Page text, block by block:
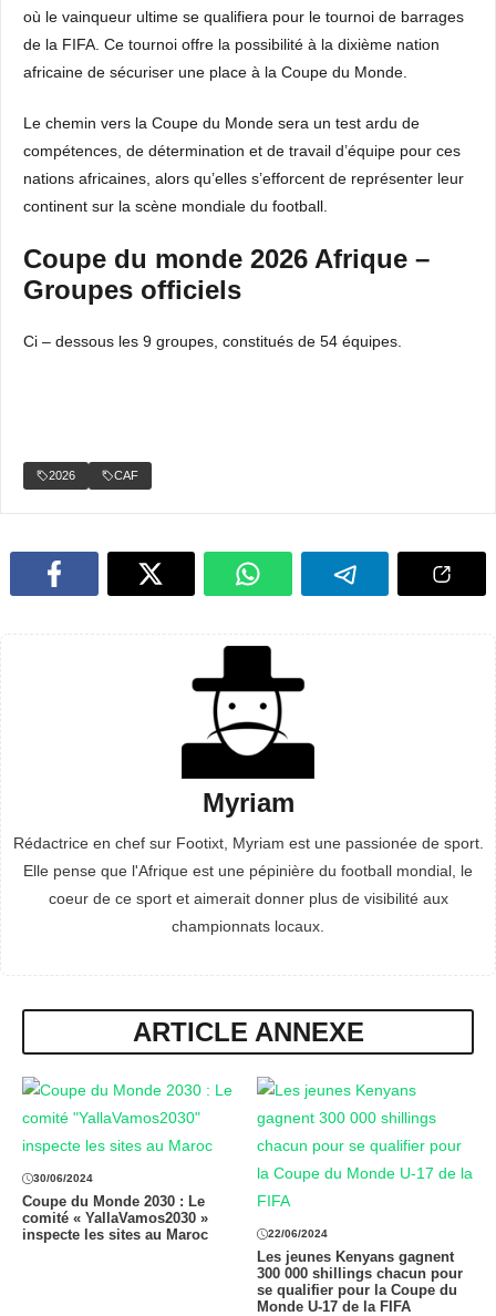
où le vainqueur ultime se qualifiera pour le tournoi de barrages
de la FIFA. Ce tournoi offre la possibilité à la dixième nation
africaine de sécuriser une place à la Coupe du Monde.
Le chemin vers la Coupe du Monde sera un test ardu de
compétences, de détermination et de travail d’équipe pour ces
nations africaines, alors qu’elles s’efforcent de représenter leur
continent sur la scène mondiale du football.
Coupe du monde 2026 Afrique –
Groupes officiels
Ci – dessous les 9 groupes, constitués de 54 équipes.
2026 CAF
Myriam
Rédactrice en chef sur Footixt, Myriam est une passionée de sport.
Elle pense que l'Afrique est une pépinière du football mondial, le
coeur de ce sport et aimerait donner plus de visibilité aux
championnats locaux.
ARTICLE ANNEXE
30/06/2024
Coupe du Monde 2030 : Le
comité « YallaVamos2030 »
inspecte les sites au Maroc
22/06/2024
Les jeunes Kenyans gagnent
300 000 shillings chacun pour
se qualifier pour la Coupe du
Monde U-17 de la FIFA